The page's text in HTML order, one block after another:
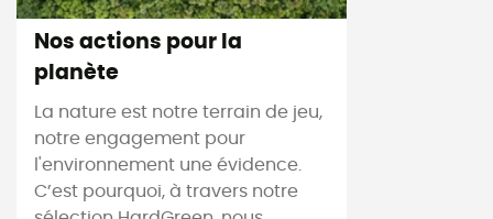
Nos actions pour la
planète
La nature est notre terrain de jeu,
notre engagement pour
l'environnement une évidence.
C’est pourquoi, à travers notre